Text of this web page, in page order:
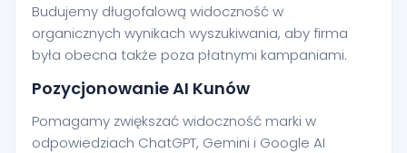
Budujemy długofalową widoczność w
organicznych wynikach wyszukiwania, aby firma
była obecna także poza płatnymi kampaniami.
Pozycjonowanie AI Kunów
Pomagamy zwiększać widoczność marki w
odpowiedziach ChatGPT, Gemini i Google AI